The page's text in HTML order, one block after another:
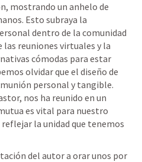
mostrando un anhelo de
Esto subraya la
dentro de la comunidad
las reuniones virtuales y la
cómodas para estar
olvidar que el diseño de
personal y tangible.
nos ha reunido en un
es vital para nuestro
la unidad que tenemos
del autor a orar unos por